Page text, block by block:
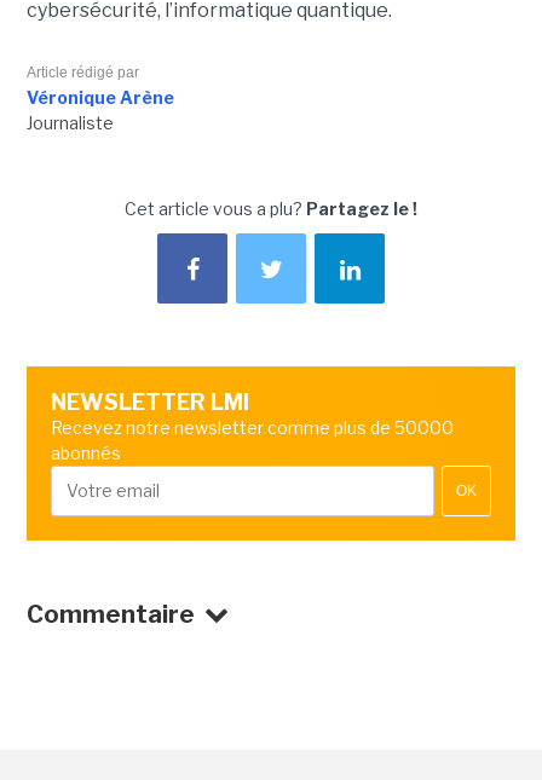
cybersécurité, l’informatique quantique.
Article rédigé par
Véronique Arène
Journaliste
Cet article vous a plu? Partagez le !
NEWSLETTER LMI
Recevez notre newsletter comme plus de 50000
abonnés
OK
Commentaire